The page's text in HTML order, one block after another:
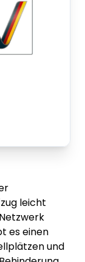
leicht
es einen
und